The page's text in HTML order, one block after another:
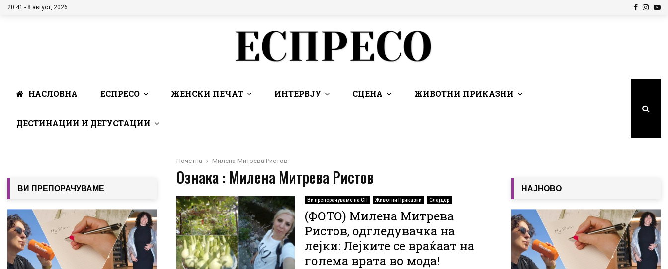
20:41 - 8 август, 2026 Facebook
НАСЛОВНА ЕСПРЕСО ЖЕНСКИ ПЕЧАТ ИНТЕРВЈУ СЦЕНА ЖИВОТНИ ПРИКАЗНИ
ДЕСТИНАЦИИ И ДЕГУСТАЦИИ
Почетна Милена Митрева Ристов
Ознака : Милена Митрева Ристов
Ви препорачуваме на СП Животни Приказни Слајдер
(ФОТО) Милена Митрева
Ристов, одгледувачка на
лејки: Лејките се враќаат на
голема врата во мода!
ВИ ПРЕПОРАЧУВАМЕ НАЈНОВО